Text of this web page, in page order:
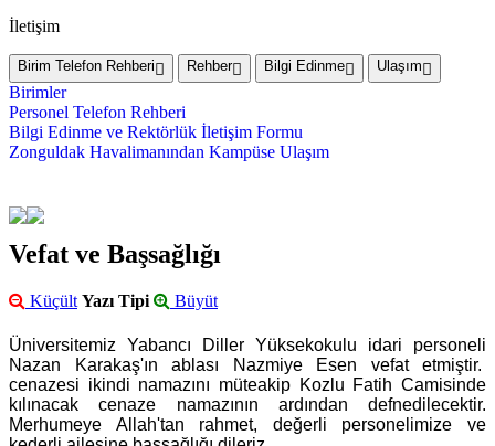
İletişim
Birim Telefon Rehberi Rehber Bilgi Edinme Ulaşım
Birimler
Personel Telefon Rehberi
Bilgi Edinme ve Rektörlük İletişim Formu
Zonguldak Havalimanından Kampüse Ulaşım
Vefat ve Başsağlığı
Küçült Yazı Tipi Büyüt
Üniversitemiz Yabancı Diller Yüksekokulu idari personeli
Nazan Karakaş'ın ablası Nazmiye Esen vefat etmiştir.
cenazesi ikindi namazını müteakip Kozlu Fatih Camisinde
kılınacak cenaze namazının ardından defnedilecektir.
Merhumeye Allah'tan rahmet, değerli personelimize ve